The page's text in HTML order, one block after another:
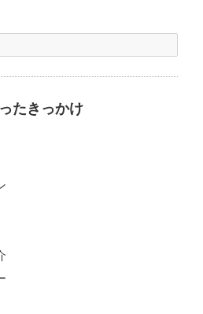
る必要が生じた場合には、電
に必要な情報を提供させてい
ただいた各種資料を発送するた
必要な情報を提供させていた
サポート情報のご提供等、各種
する業務提携先に必要な情報
。
的機関から法律に基づく正式な
れ、これに応じる場合。
ず関係機関に照会させていた
たきっかけ